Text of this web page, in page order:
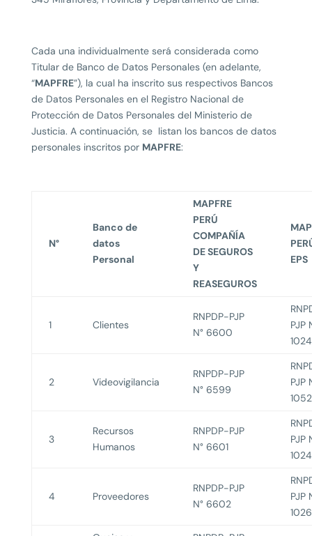
Cada una individualmente será considerada como
Titular de Banco de Datos Personales (en adelante,
“MAPFRE”), la cual ha inscrito sus respectivos Bancos
de Datos Personales en el Registro Nacional de
Protección de Datos Personales del Ministerio de
Justicia. A continuación, se listan los bancos de datos
personales inscritos por MAPFRE:
N°
Banco de
datos
Personal
MAPFRE
PERÚ
COMPAÑÍA
DE SEGUROS
Y
REASEGUROS
EPS
1 Clientes
RNPDP-PJP
N° 6600
PJP
2 Videovigilancia
RNPDP-PJP
N° 6599
PJP
3
Recursos
Humanos
RNPDP-PJP
N° 6601
PJP
4 Proveedores
RNPDP-PJP
N° 6602
PJP